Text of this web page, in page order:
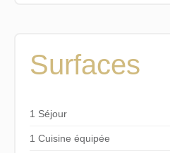
Surfaces
1 Séjour
1 Cuisine équipée